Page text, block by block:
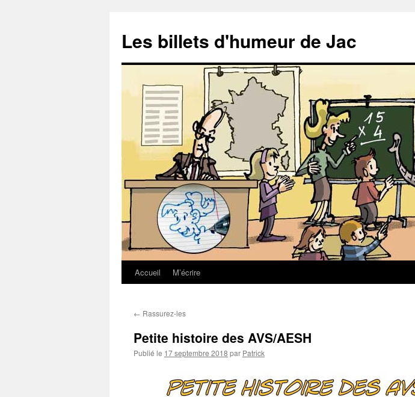
contenu
Les billets d'humeur de Jac
Accueil M’écrire
← Rassurez-les
Petite histoire des AVS/AESH
Publié le 17 septembre 2018 par Patrick